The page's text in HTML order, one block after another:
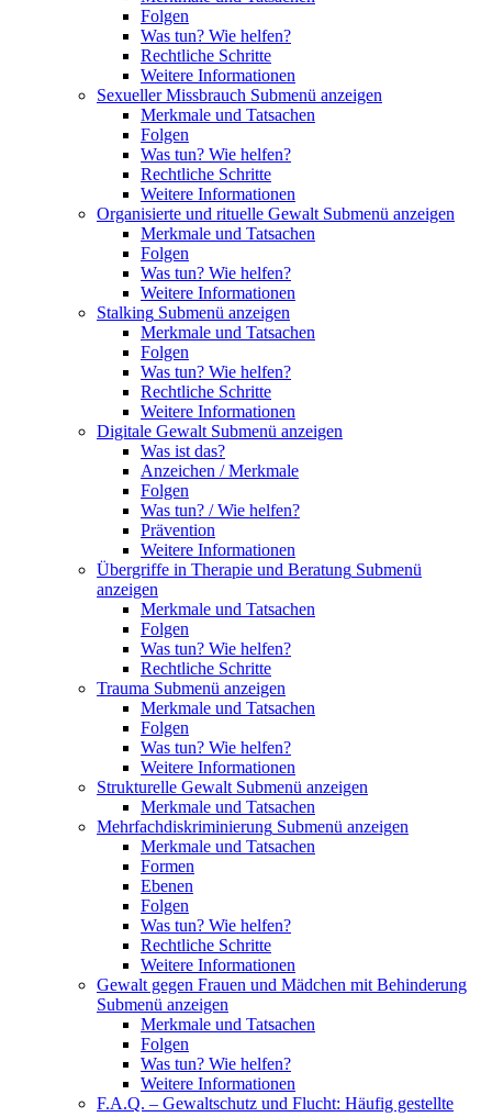
Folgen
Was tun? Wie helfen?
Rechtliche Schritte
Weitere Informationen
Sexueller Missbrauch Submenü anzeigen
Merkmale und Tatsachen
Folgen
Was tun? Wie helfen?
Rechtliche Schritte
Weitere Informationen
Organisierte und rituelle Gewalt Submenü anzeigen
Merkmale und Tatsachen
Folgen
Was tun? Wie helfen?
Weitere Informationen
Stalking Submenü anzeigen
Merkmale und Tatsachen
Folgen
Was tun? Wie helfen?
Rechtliche Schritte
Weitere Informationen
Digitale Gewalt Submenü anzeigen
Was ist das?
Anzeichen / Merkmale
Folgen
Was tun? / Wie helfen?
Prävention
Weitere Informationen
Übergriffe in Therapie und Beratung Submenü
anzeigen
Merkmale und Tatsachen
Folgen
Was tun? Wie helfen?
Rechtliche Schritte
Trauma Submenü anzeigen
Merkmale und Tatsachen
Folgen
Was tun? Wie helfen?
Weitere Informationen
Strukturelle Gewalt Submenü anzeigen
Merkmale und Tatsachen
Mehrfachdiskriminierung Submenü anzeigen
Merkmale und Tatsachen
Formen
Ebenen
Folgen
Was tun? Wie helfen?
Rechtliche Schritte
Weitere Informationen
Gewalt gegen Frauen und Mädchen mit Behinderung
Submenü anzeigen
Merkmale und Tatsachen
Folgen
Was tun? Wie helfen?
Weitere Informationen
F.A.Q. – Gewaltschutz und Flucht: Häufig gestellte